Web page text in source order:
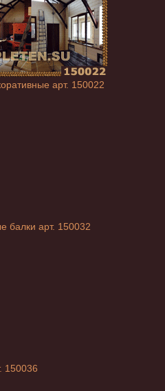
арт. 150022
балки арт. 150032
150036